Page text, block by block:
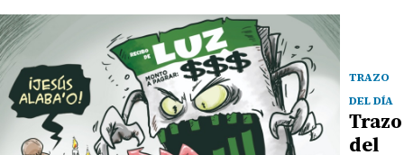
TRAZO
DEL DÍA
Trazo
del